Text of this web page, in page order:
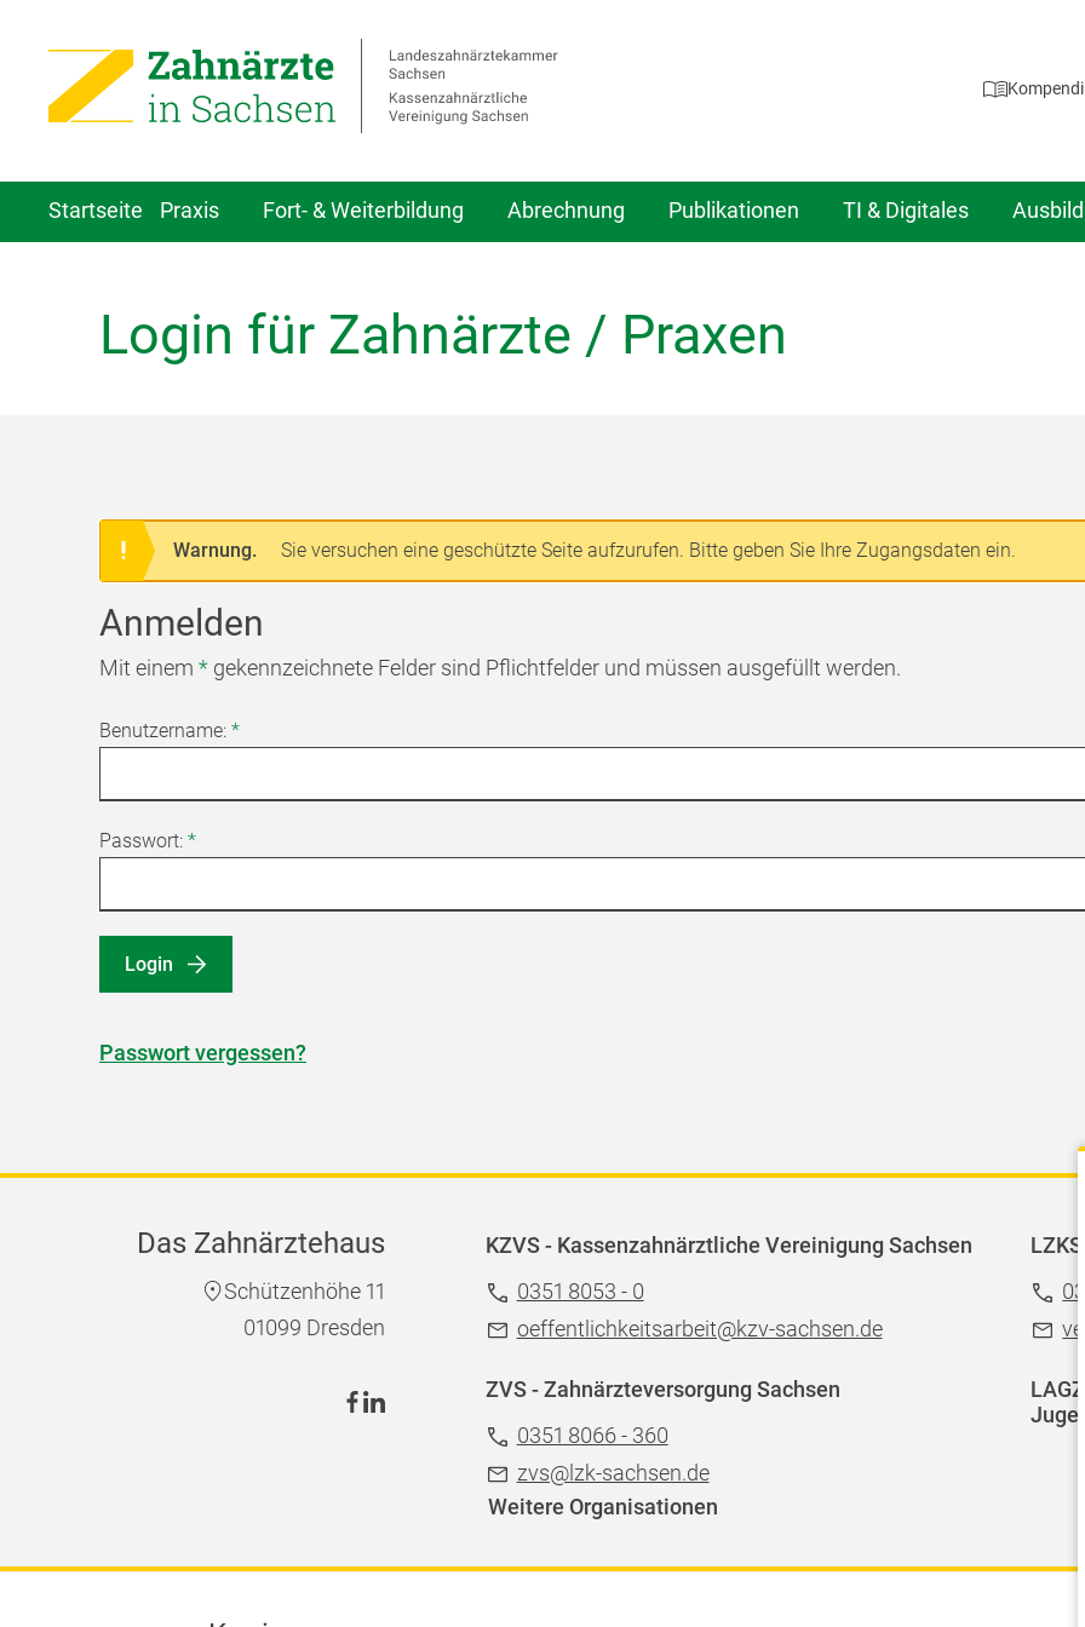
Startseite Praxis Fort- & Weiterbildung Abrechnung Publikationen TI & Digitales
Login für Zahnärzte / Praxen
Warnung. Sie versuchen eine geschützte Seite aufzurufen. Bitte geben Sie Ihre Zugangsdaten ein.
Anmelden
Mit einem * gekennzeichnete Felder sind Pflichtfelder und müssen ausgefüllt werden.
Benutzername: *
Passwort: *
Login
Passwort vergessen?
Das Zahnärztehaus
Schützenhöhe 11
01099 Dresden
KZVS - Kassenzahnärztliche Vereinigung Sachsen
0351 8053 - 0
oeffentlichkeitsarbeit@kzv-sachsen.de
ZVS - Zahnärzteversorgung Sachsen
0351 8066 - 360
zvs@lzk-sachsen.de
Weitere Organisationen